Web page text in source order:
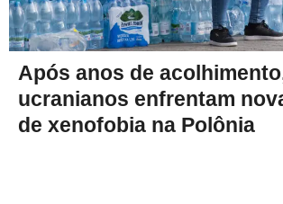
Após anos de
ucranianos enfrentam
de xenofobia na Polônia